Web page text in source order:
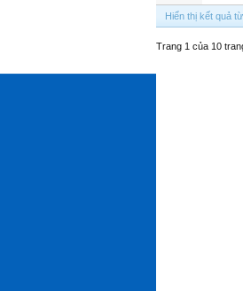
Hiển thị kết quả
Trang 1 của 10